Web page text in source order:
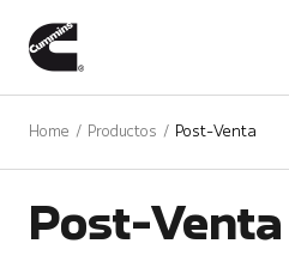
Home Productos Post-Venta
Post-Venta